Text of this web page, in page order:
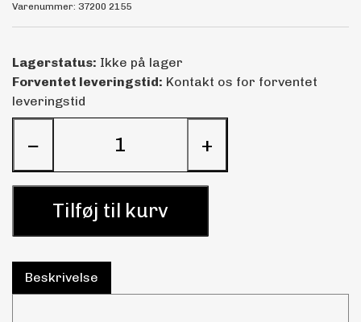
Varenummer: 37200 2155
Lagerstatus: Ikke på lager
Forventet leveringstid: Kontakt os for forventet
leveringstid
− +
Tilføj til kurv
Beskrivelse